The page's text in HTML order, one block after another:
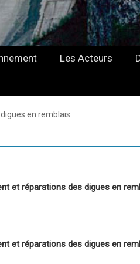
Les Acteurs
en remblais
et réparations des digues en
et réparations des digues en